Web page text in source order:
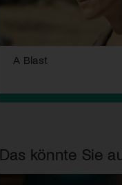
A Blast
Das könnte Sie